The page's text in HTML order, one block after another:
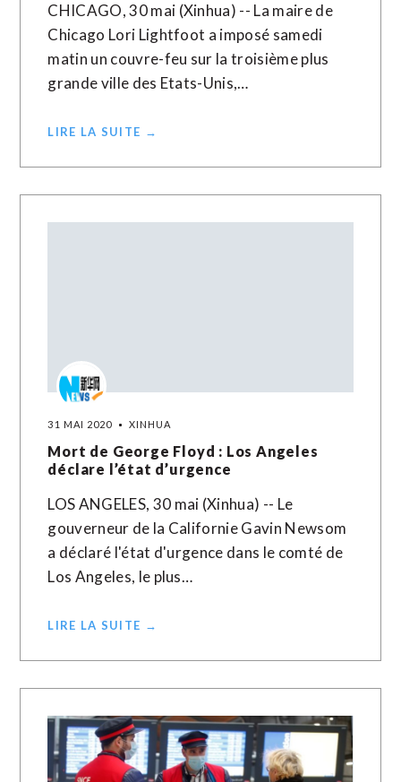
CHICAGO, 30 mai (Xinhua) -- La maire de
Chicago Lori Lightfoot a imposé samedi
matin un couvre-feu sur la troisième plus
grande ville des Etats-Unis,…
LIRE LA SUITE →
31 MAI 2020 XINHUA
Mort de George Floyd : Los Angeles
déclare l’état d’urgence
LOS ANGELES, 30 mai (Xinhua) -- Le
gouverneur de la Californie Gavin Newsom
a déclaré l'état d'urgence dans le comté de
Los Angeles, le plus…
LIRE LA SUITE →